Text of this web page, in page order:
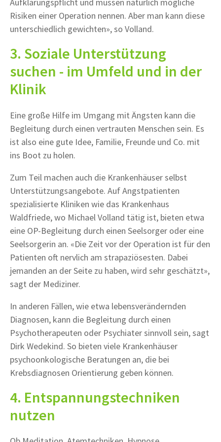
Risiken einer Operation nennen. Aber man kann diese
unterschiedlich gewichten», so Volland.
3. Soziale Unterstützung
suchen - im Umfeld und in der
Klinik
Eine große Hilfe im Umgang mit Ängsten kann die
Begleitung durch einen vertrauten Menschen sein. Es
ist also eine gute Idee, Familie, Freunde und Co. mit
ins Boot zu holen.
Zum Teil machen auch die Krankenhäuser selbst
Unterstützungsangebote. Auf Angstpatienten
spezialisierte Kliniken wie das Krankenhaus
Waldfriede, wo Michael Volland tätig ist, bieten etwa
eine OP-Begleitung durch einen Seelsorger oder eine
Seelsorgerin an. «Die Zeit vor der Operation ist für den
Patienten oft nervlich am strapaziösesten. Dabei
jemanden an der Seite zu haben, wird sehr geschätzt»,
sagt der Mediziner.
In anderen Fällen, wie etwa lebensverändernden
Diagnosen, kann die Begleitung durch einen
Psychotherapeuten oder Psychiater sinnvoll sein, sagt
Dirk Wedekind. So bieten viele Krankenhäuser
psychoonkologische Beratungen an, die bei
Krebsdiagnosen Orientierung geben können.
4. Entspannungstechniken
nutzen